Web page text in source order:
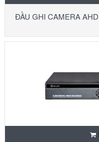
ĐẦU GHI CAMERA